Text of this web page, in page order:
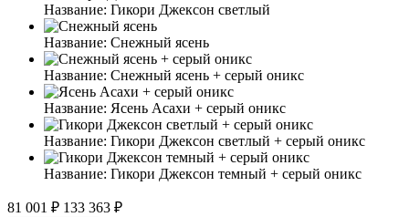
Название: Гикори Джексон светлый
Название: Снежный ясень
Название: Снежный ясень + серый оникс
Название: Ясень Асахи + серый оникс
Название: Гикори Джексон светлый + серый оникс
Название: Гикори Джексон темный + серый оникс
81 001 ₽ 133 363 ₽